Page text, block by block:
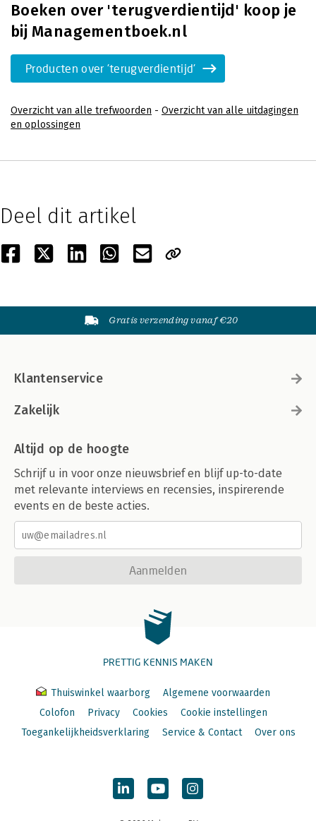
Boeken over 'terugverdientijd' koop je
bij Managementboek.nl
Producten over 'terugverdientijd'
Overzicht van alle trefwoorden - Overzicht van alle uitdagingen
en oplossingen
Deel dit artikel
Gratis verzending vanaf €20
Klantenservice
Zakelijk
Altijd op de hoogte
Schrijf u in voor onze nieuwsbrief en blijf up-to-date
met relevante interviews en recensies, inspirerende
events en de beste acties.
Aanmelden
PRETTIG KENNIS MAKEN
Thuiswinkel waarborg
Algemene voorwaarden
Colofon
Privacy Cookies
Cookie instellingen
Toegankelijkheidsverklaring
Service & Contact Over ons